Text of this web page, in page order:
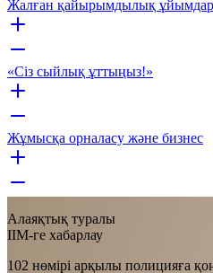
Жалған қайырымдылық
«Сіз сыйлық ұттыңыз!»
Жұмысқа орналасу және бизнес
Алаяқтық туралы
ІІМ-ге хабарлау
102 нөмірі арқылы полицияға